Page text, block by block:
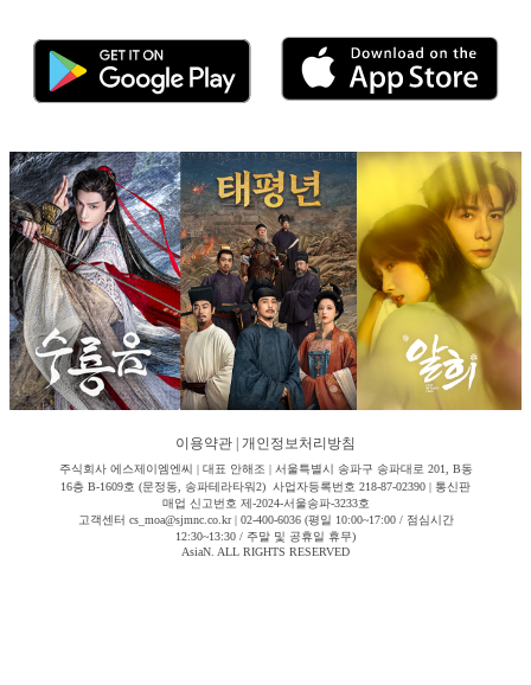
이용약관 개인정보처리방침
주식회사 에스제이엠엔씨 | 대표 안해조 | 서울특별시 송파구 송파대로 201, B동
16층 B-1609호 (문정동, 송파테라타워2) 사업자등록번호 218-87-02390 | 통신판
매업 신고번호 제-2024-서울송파-3233호
고객센터 cs_moa@sjmnc.co.kr | 02-400-6036 (평일 10:00~17:00 / 점심시간
12:30~13:30 / 주말 및 공휴일 휴무)
AsiaN. ALL RIGHTS RESERVED